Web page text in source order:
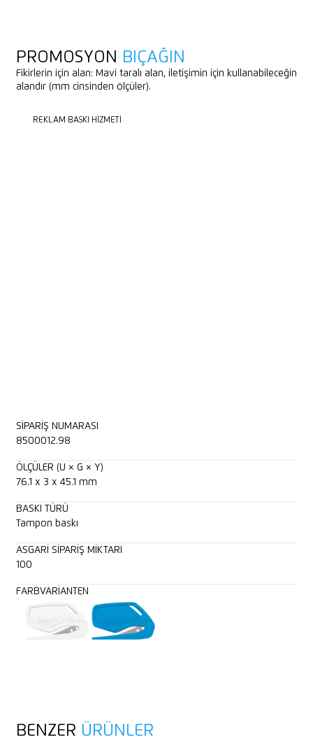
PROMOSYON BIÇAĞIN
Fikirlerin için alan: Mavi taralı alan, iletişimin için kullanabileceğin
alandır (mm cinsinden ölçüler).
REKLAM BASKI HIZMETI
SIPARIŞ NUMARASI
8500012.98
ÖLÇÜLER (U × G × Y)
76.1 x 3 x 45.1 mm
BASKI TÜRÜ
Tampon baskı
ASGARI SIPARIŞ MIKTARI
100
FARBVARIANTEN
BENZER ÜRÜNLER